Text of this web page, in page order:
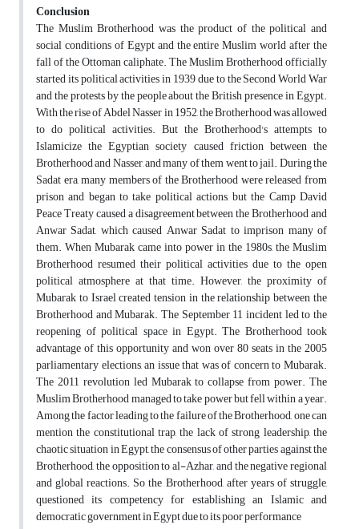
Conclusion
The Muslim Brotherhood was the product of the political and
social conditions of Egypt and the entire Muslim world after the
fall of the Ottoman caliphate. The Muslim Brotherhood officially
started its political activities in 1939 due to the Second World War
and the protests by the people about the British presence in Egypt.
With the rise of Abdel Nasser in 1952, the Brotherhood was allowed
to do political activities. But the Brotherhood's attempts to
Islamicize the Egyptian society caused friction between the
Brotherhood and Nasser, and many of them went to jail. During the
Sadat era, many members of the Brotherhood were released from
prison and began to take political actions, but the Camp David
Peace Treaty caused a disagreement between the Brotherhood and
Anwar Sadat, which caused Anwar Sadat to imprison many of
them. When Mubarak came into power in the 1980s, the Muslim
Brotherhood resumed their political activities due to the open
political atmosphere at that time. However, the proximity of
Mubarak to Israel created tension in the relationship between the
Brotherhood and Mubarak. The September 11 incident led to the
reopening of political space in Egypt. The Brotherhood took
advantage of this opportunity and won over 80 seats in the 2005
parliamentary elections, an issue that was of concern to Mubarak.
The 2011 revolution led Mubarak to collapse from power. The
Muslim Brotherhood managed to take power but fell within a year.
Among the factor leading to the failure of the Brotherhood, one can
mention the constitutional trap, the lack of strong leadership, the
chaotic situation in Egypt, the consensus of other parties against the
Brotherhood, the opposition to al-Azhar, and the negative regional
and global reactions. So the Brotherhood, after years of struggle,
questioned its competency for establishing an Islamic and
democratic government in Egypt due to its poor performance